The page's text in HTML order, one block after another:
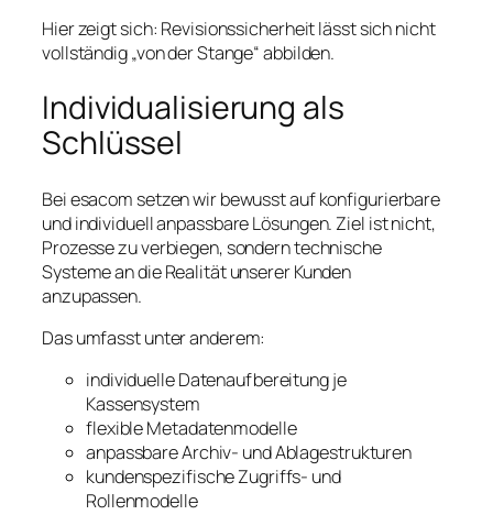
Hier zeigt sich: Revisionssicherheit lässt sich nicht
vollständig „von der Stange“ abbilden.
Individualisierung als
Schlüssel
Bei esacom setzen wir bewusst auf konfigurierbare
und individuell anpassbare Lösungen. Ziel ist nicht,
Prozesse zu verbiegen, sondern technische
Systeme an die Realität unserer Kunden
anzupassen.
Das umfasst unter anderem:
individuelle Datenaufbereitung je
Kassensystem
flexible Metadatenmodelle
anpassbare Archiv- und Ablagestrukturen
kundenspezifische Zugriffs- und
Rollenmodelle